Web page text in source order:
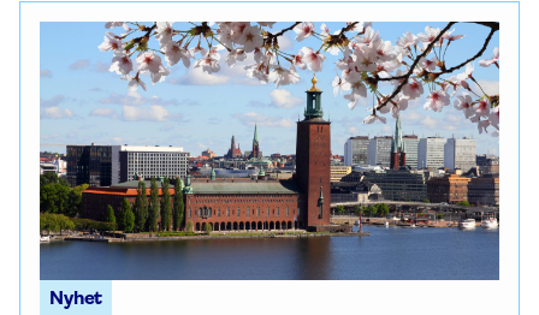
Nyhet